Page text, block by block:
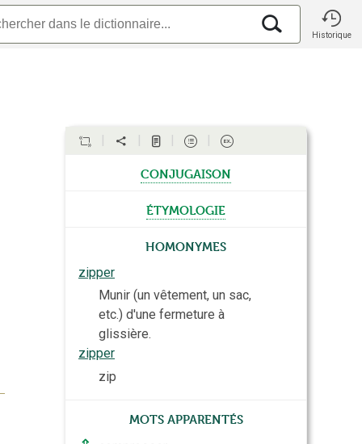
Historique
conjugaison
étymologie
Homonymes
zipper
Munir (un vêtement, un sac,
etc.) d'une fermeture à
glissière.
zipper
zip
Mots apparentés